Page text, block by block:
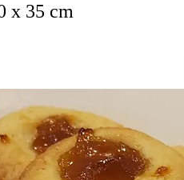
x 35 cm